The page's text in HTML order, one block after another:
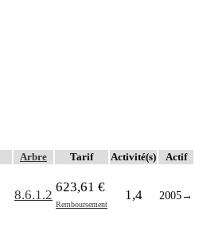
Arbre Tarif Activité(s) Actif
8.6.1.2
623,61 €
Remboursement
1,4 2005→